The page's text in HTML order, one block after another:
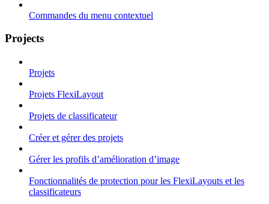
Commandes du menu contextuel
Projects
Projets
Projets FlexiLayout
Projets de classificateur
Créer et gérer des projets
Gérer les profils d’amélioration d’image
Fonctionnalités de protection pour les FlexiLayouts et les
classificateurs